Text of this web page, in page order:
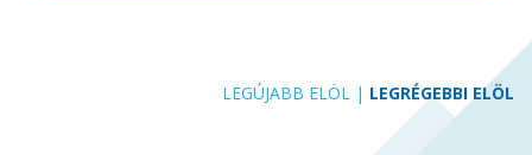
LEGÚJABB ELÖL | LEGRÉGEBBI ELÖL